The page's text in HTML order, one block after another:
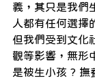
義，其只是我們
人都有任何選擇
但我們受到文化
觀等影響，無形
是被生小孩 ? 撫